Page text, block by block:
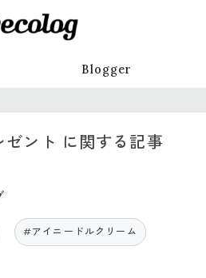
Blogger
ント に関する記事
#アイニードルクリーム